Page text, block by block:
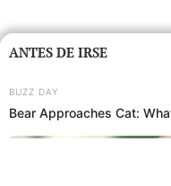
ANTES DE IRSE